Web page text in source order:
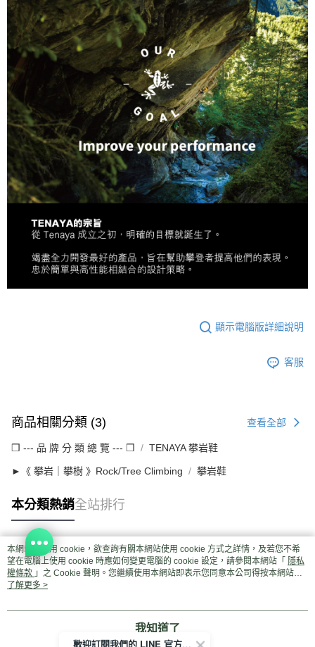
顯示電腦版詳細說明
客服
商品相關分類 (3) 查看全部
❒ --- 品 牌 分 類 總 覽 --- ❒ TENAYA 攀岩鞋
►《 攀岩｜攀樹 》Rock/Tree Climbing 攀岩鞋
本分類熱銷全站排行
熱門標籤
本網站中使用 cookie，欲查詢有關本網站使用 cookie 方式之詳情，及若您不希
望在電腦上使用 cookie 時應如何變更電腦的 cookie 設定，請參閱本網站「 隱私
權條款 」之 Cookie 聲明。您繼續使用本網站即表示您同意本公司得按本網站使
用條款之 Cookie 聲明使用 cookie。
了解更多 >
我知道了
歡迎訂閱我們的 LINE 官方帳號